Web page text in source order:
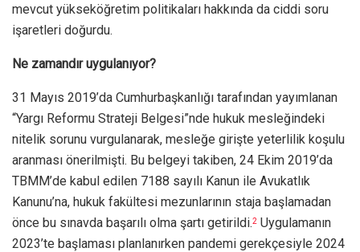
mevcut yükseköğretim politikaları hakkında da ciddi soru
işaretleri doğurdu.
Ne zamandır uygulanıyor?
31 Mayıs 2019’da Cumhurbaşkanlığı tarafından yayımlanan
“Yargı Reformu Strateji Belgesi”nde hukuk mesleğindeki
nitelik sorunu vurgulanarak, mesleğe girişte yeterlilik koşulu
aranması önerilmişti. Bu belgeyi takiben, 24 Ekim 2019’da
TBMM’de kabul edilen 7188 sayılı Kanun ile Avukatlık
Kanunu’na, hukuk fakültesi mezunlarının staja başlamadan
önce bu sınavda başarılı olma şartı getirildi.2 Uygulamanın
2023’te başlaması planlanırken pandemi gerekçesiyle 2024